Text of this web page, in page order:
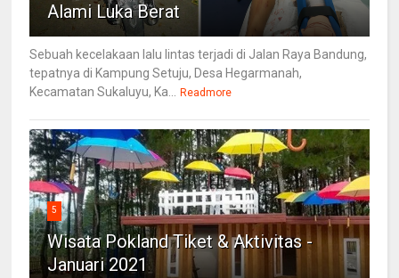
Alami Luka Berat
Sebuah kecelakaan lalu lintas terjadi di Jalan Raya Bandung,
tepatnya di Kampung Setuju, Desa Hegarmanah,
Kecamatan Sukaluyu, Ka...
Readmore
5
Wisata Pokland Tiket & Aktivitas -
Januari 2021